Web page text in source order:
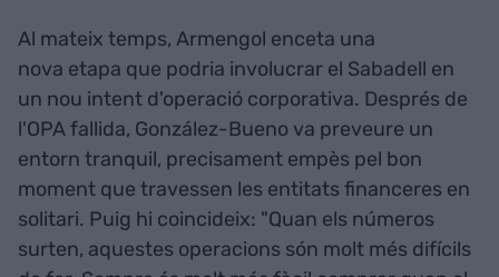
Al mateix temps, Armengol enceta una
nova etapa que podria involucrar el Sabadell en
un nou intent d'operació corporativa. Després de
l'OPA fallida, González-Bueno va preveure un
entorn tranquil, precisament empès pel bon
moment que travessen les entitats financeres en
solitari. Puig hi coincideix: "Quan els números
surten, aquestes operacions són molt més difícils